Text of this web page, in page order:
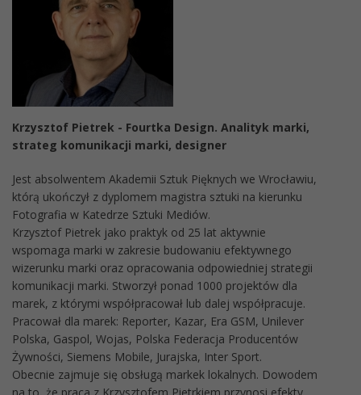
Krzysztof Pietrek - Fourtka Design. Analityk marki,
strateg komunikacji marki, designer
Jest absolwentem Akademii Sztuk Pięknych we Wrocławiu,
którą ukończył z dyplomem magistra sztuki na kierunku
Fotografia w Katedrze Sztuki Mediów.
Krzysztof Pietrek jako praktyk od 25 lat aktywnie
wspomaga marki w zakresie budowaniu efektywnego
wizerunku marki oraz opracowania odpowiedniej strategii
komunikacji marki. Stworzył ponad 1000 projektów dla
marek, z którymi współpracował lub dalej współpracuje.
Pracował dla marek: Reporter, Kazar, Era GSM, Unilever
Polska, Gaspol, Wojas, Polska Federacja Producentów
Żywności, Siemens Mobile, Jurajska, Inter Sport.
Obecnie zajmuje się obsługą markek lokalnych. Dowodem